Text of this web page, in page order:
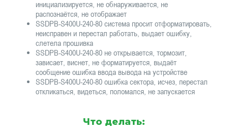
инициализируется, не обнаруживается, не
распознаётся, не отображает
SSDPB-S400U-240-80 система просит отформатировать,
неисправен и перестал работать, выдает ошибку,
слетела прошивка
SSDPB-S400U-240-80 не открывается, тормозит,
зависает, виснет, не форматируется, выдаёт
сообщение ошибка ввода вывода на устройстве
SSDPB-S400U-240-80 ошибка сектора, исчез, перестал
откликаться, видеться, поломался, не запускается
Что делать: